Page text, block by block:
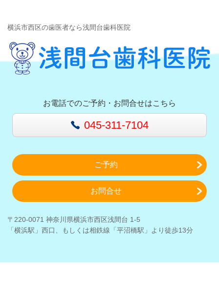
横浜市西区の歯医者なら浅間台歯科医院
お電話でのご予約・お問合せはこちら
045-311-7104
ご予約
お問合せ
〒220-0071 神奈川県横浜市西区浅間台 1-5
「横浜駅」西口、もしくは相鉄線「平沼橋駅」より徒歩13分